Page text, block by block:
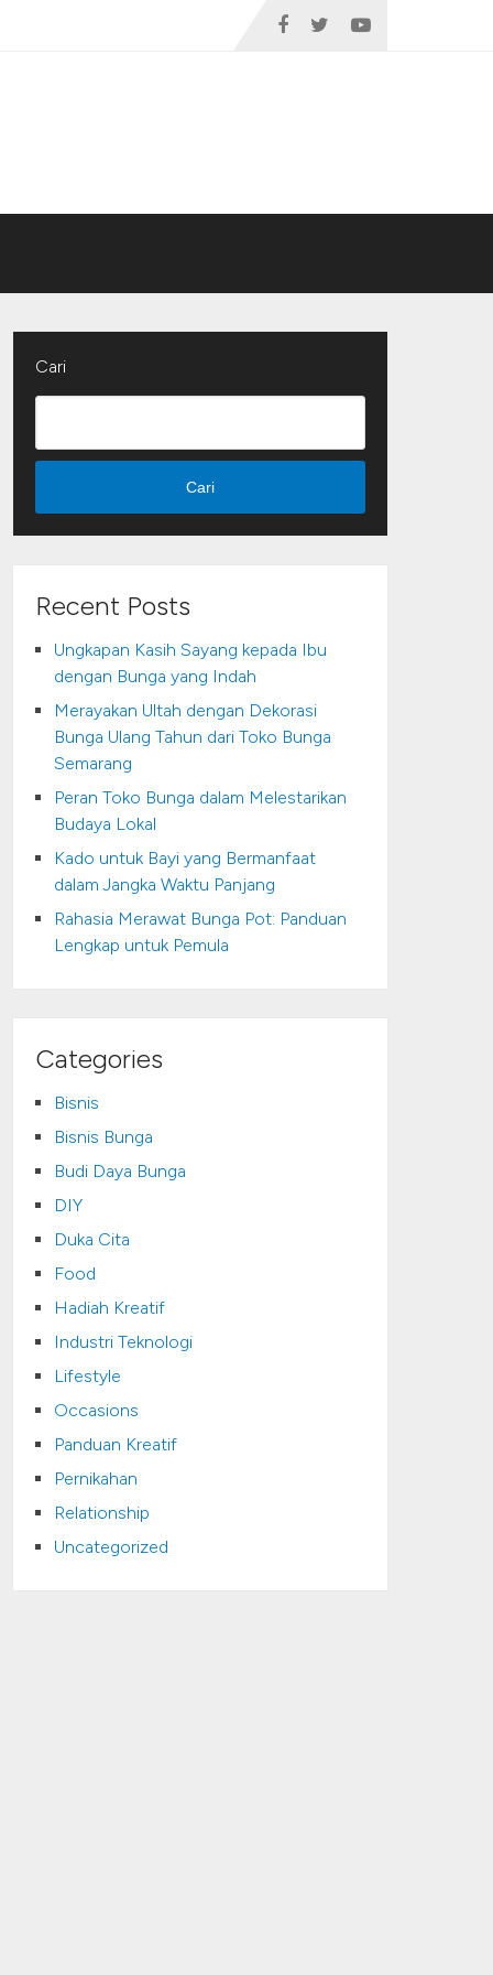
Cari
Cari
Recent Posts
Ungkapan Kasih Sayang kepada Ibu
dengan Bunga yang Indah
Merayakan Ultah dengan Dekorasi
Bunga Ulang Tahun dari Toko Bunga
Semarang
Peran Toko Bunga dalam Melestarikan
Budaya Lokal
Kado untuk Bayi yang Bermanfaat
dalam Jangka Waktu Panjang
Rahasia Merawat Bunga Pot: Panduan
Lengkap untuk Pemula
Categories
Bisnis
Bisnis Bunga
Budi Daya Bunga
DIY
Duka Cita
Food
Hadiah Kreatif
Industri Teknologi
Lifestyle
Occasions
Panduan Kreatif
Pernikahan
Relationship
Uncategorized